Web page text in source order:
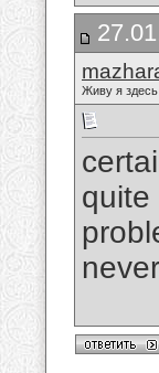
Живу я здесь
quite